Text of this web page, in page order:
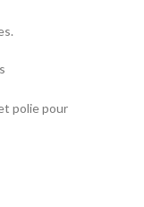
polie pour